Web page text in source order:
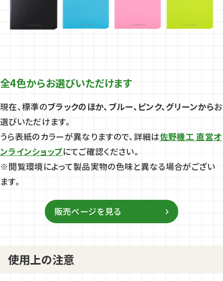
全4色からお選びいただけます
現在、標準のブラックのほか、ブルー、ピンク、グリーンからお
選びいただけます。
うら表紙のカラーが異なりますので、詳細は佐野機工 直営オ
ンラインショップにてご確認ください。
※閲覧環境によって製品実物の色味と異なる場合がござい
ます。
販売ページを見る
使用上の注意